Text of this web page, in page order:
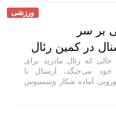
ورزشی
بر سر
در کمین رئال
که رئال مادرید برای
خود می‌جنگد، آرسنال با
میلیون یورویی آماده شکار وینیسیوس